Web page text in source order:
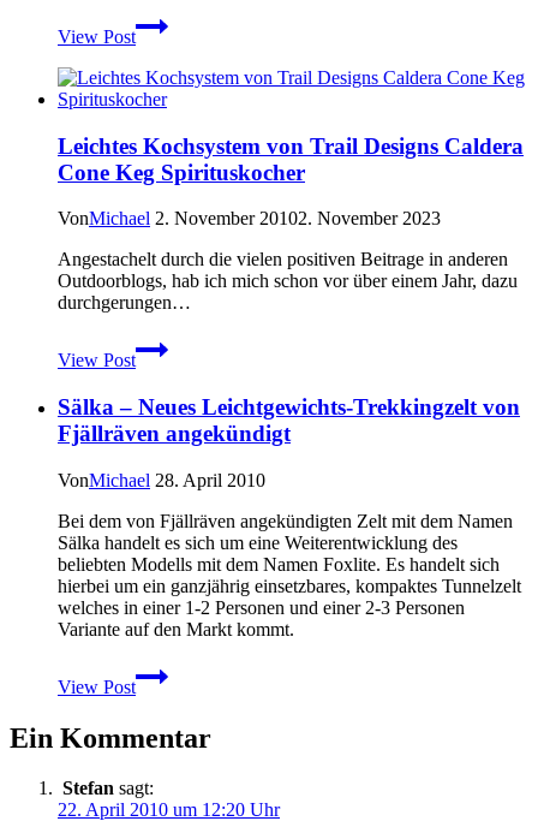
View Post
Trinksysteme
–
L
Deuter
Leichtes Kochsystem von Trail Designs Caldera
Cone Keg Spirituskocher
VonMichael 2. November 20102. November 2023
Angestachelt durch die vielen positiven Beitrage in anderen
Outdoorblogs, hab ich mich schon vor über einem Jahr, dazu
durchgerungen…
View Post
Leichtes
Kochsystem
Trail
Designs
Caldera
Cone
Keg
Spirituskocher
Sälka – Neues Leichtgewichts-Trekkingzelt von
Fjällräven angekündigt
VonMichael 28. April 2010
Bei dem von Fjällräven angekündigten Zelt mit dem Namen
Sälka handelt es sich um eine Weiterentwicklung des
beliebten Modells mit dem Namen Foxlite. Es handelt sich
hierbei um ein ganzjährig einsetzbares, kompaktes Tunnelzelt
welches in einer 1-2 Personen und einer 2-3 Personen
Variante auf den Markt kommt.
View Post
Sälka
–
Leichtgewichts-
Fjällräven
angekündigt
Ein Kommentar
Stefan sagt:
22. April 2010 um 12:20 Uhr